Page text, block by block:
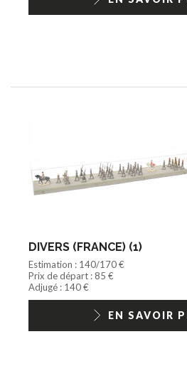
DIVERS (FRANCE) (1)
Estimation : 140/170 €
Prix de départ : 85 €
Adjugé : 140 €
EN SAVOIR